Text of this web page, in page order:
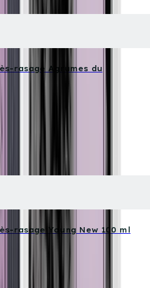
rasage Agrumes du
rasage Young New 100 ml